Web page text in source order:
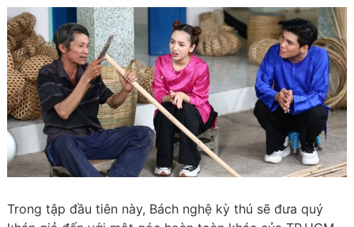
Trong tập đầu tiên này, Bách nghệ kỳ thú sẽ đưa quý